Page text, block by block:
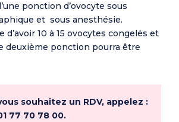
ponction d’ovocyte sous
et sous anesthésie.
d’avoir 10 à 15 ovocytes congelés et
deuxième ponction pourra être
souhaitez un RDV, appelez :
77 70 78 00.